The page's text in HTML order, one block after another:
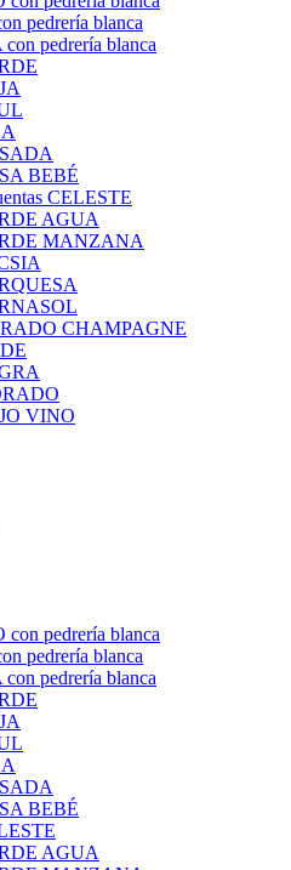
pedrería blanca
pedrería blanca
BEBÉ
CELESTE
AGUA
MANZANA
CHAMPAGNE
VINO
pedrería blanca
pedrería blanca
pedrería blanca
BEBÉ
AGUA